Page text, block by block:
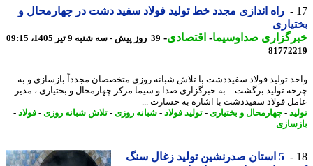
راه اندازی مجدد خط تولید فولاد سفید دشت در چهارمحال و
صداوسیما-اقتصادی-39 روز پیش - سه شنبه 9 تیر 1405، 09:15
تولید فولاد سفیددشت با تلاش شبانه روزی متخصصان مجدداً بازسازی و به
تولید برگشت. - به خبرگزاری صدا و سیما مرکز چهارمحال و بختیاری ، مدیر
فولاد سفیددشت با اشاره به خسارت ...
-چهارمحال و بختیاری- تولید فولاد-شبانه روزی - تلاش شبانه روزی - فولاد-
5 استان صدرنشین تولید زغال سنگ